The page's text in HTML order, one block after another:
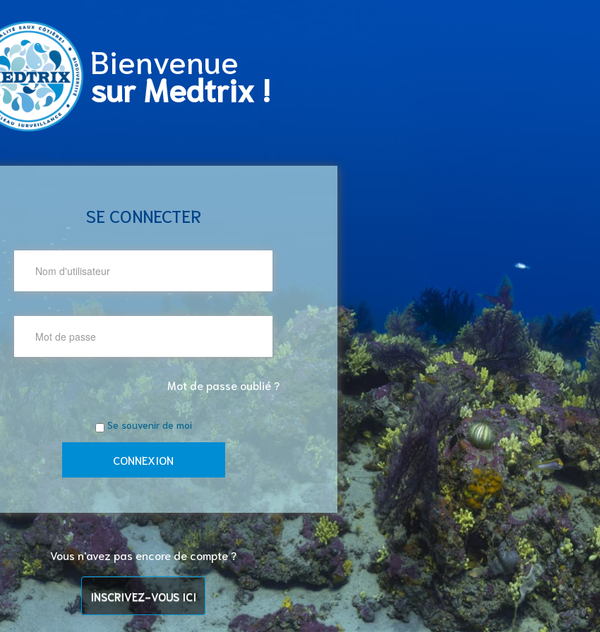
Bienvenue
sur Medtrix !
SE CONNECTER
Mot de passe oublié ?
Se souvenir de moi
Vous n'avez pas encore de compte ?
INSCRIVEZ-VOUS ICI